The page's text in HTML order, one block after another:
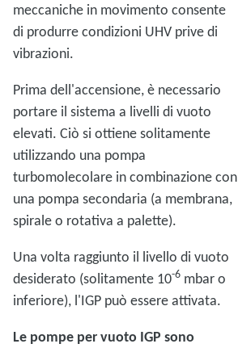
meccaniche in movimento consente
di produrre condizioni UHV prive di
vibrazioni.
Prima dell'accensione, è necessario
portare il sistema a livelli di vuoto
elevati. Ciò si ottiene solitamente
utilizzando una pompa
turbomolecolare in combinazione con
una pompa secondaria (a membrana,
spirale o rotativa a palette).
Una volta raggiunto il livello di vuoto
desiderato (solitamente 10-6 mbar o
inferiore), l'IGP può essere attivata.
Le pompe per vuoto IGP sono